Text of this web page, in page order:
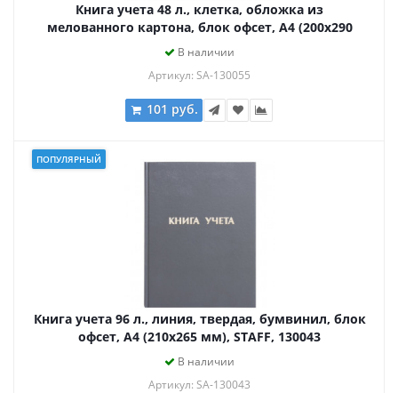
Книга учета 48 л., клетка, обложка из
мелованного картона, блок офсет, А4 (200х290
мм), STAFF, 130055
В наличии
Артикул: SA-130055
101 руб.
ПОПУЛЯРНЫЙ
Книга учета 96 л., линия, твердая, бумвинил, блок
офсет, А4 (210х265 мм), STAFF, 130043
В наличии
Артикул: SA-130043